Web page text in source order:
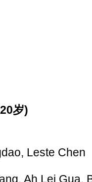
岁)
Leste Chen
Ah Lei Gua,